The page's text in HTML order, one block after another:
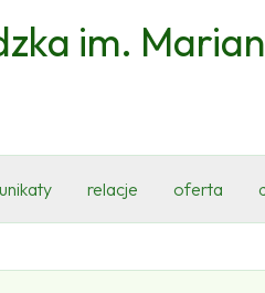
im.
relacje oferta